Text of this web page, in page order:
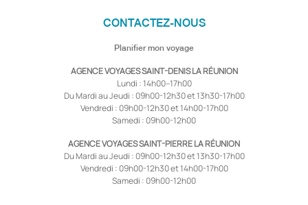
CONTACTEZ-NOUS
Planifier mon voyage
AGENCE VOYAGES SAINT-DENIS LA RÉUNION
Lundi : 14h00–17h00
Du Mardi au Jeudi : 09h00-12h30 et 13h30-17h00
Vendredi : 09h00-12h30 et 14h00-17h00
Samedi : 09h00-12h00
AGENCE VOYAGES SAINT-PIERRE LA RÉUNION
Du Mardi au Jeudi : 09h00-12h30 et 13h30-17h00
Vendredi : 09h00-12h30 et 14h00-17h00
Samedi : 09h00-12h00